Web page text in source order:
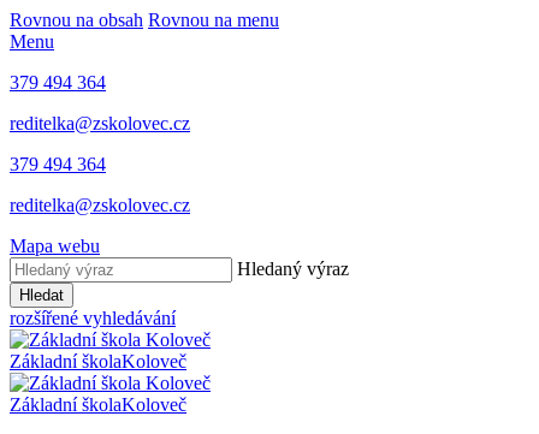
Rovnou na obsah Rovnou na menu
Menu
379 494 364
reditelka@zskolovec.cz
379 494 364
reditelka@zskolovec.cz
Mapa webu
Hledaný výraz
Hledat
rozšířené vyhledávání
Základní školaKoloveč
Základní školaKoloveč